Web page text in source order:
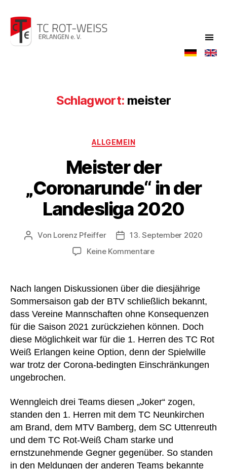
Schlagwort: meister
Kategorien
ALLGEMEIN
Meister der
„Coronarunde“ in der
Landesliga 2020
Beitragsautor
Von Lorenz Pfeiffer Veröffentlichungsdatum
13. September 2020
Keine Kommentarezu
„Coronarunde“
in
der
Landesliga
2020
Nach langen Diskussionen über die diesjährige
Sommersaison gab der BTV schließlich bekannt,
dass Vereine Mannschaften ohne Konsequenzen
für die Saison 2021 zurückziehen können. Doch
diese Möglichkeit war für die 1. Herren des TC Rot
Weiß Erlangen keine Option, denn der Spielwille
war trotz der Corona-bedingten Einschränkungen
ungebrochen.
Wenngleich drei Teams diesen „Joker“ zogen,
standen den 1. Herren mit dem TC Neunkirchen
am Brand, dem MTV Bamberg, dem SC Uttenreuth
und dem TC Rot-Weiß Cham starke und
ernstzunehmende Gegner gegenüber. So standen
in den Meldungen der anderen Teams bekannte